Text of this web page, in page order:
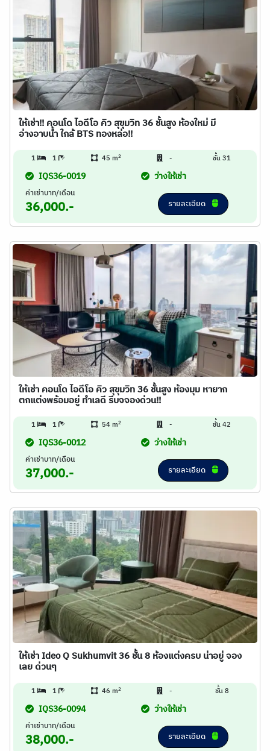
ให้เช่า!! คอนโด ไอดีโอ คิว สุขุมวิท 36 ชั้นสูง ห้องใหม่ มี
อ่างอาบน้ำ ใกล้ BTS ทองหล่อ!!
1 1 45 m2 - ชั้น 31
IQS36-0019 ว่างให้เช่า
ค่าเช่าบาท/เดือน
36,000.- รายละเอียด
ให้เช่า คอนโด ไอดีโอ คิว สุขุมวิท 36 ชั้นสูง ห้องมุม หายาก
ตกแต่งพร้อมอยู่ ทำเลดี รีบจจองด่วน!!
1 1 54 m2 - ชั้น 42
IQS36-0012 ว่างให้เช่า
ค่าเช่าบาท/เดือน
37,000.- รายละเอียด
ให้เช่า Ideo Q Sukhumvit 36 ชั้น 8 ห้องแต่งครบ น่าอยู่ จอง
เลย ด่วนๆ
1 1 46 m2 - ชั้น 8
IQS36-0094 ว่างให้เช่า
ค่าเช่าบาท/เดือน
38,000.- รายละเอียด